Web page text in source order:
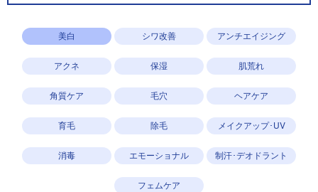
美白 シワ改善 アンチエイジング
アクネ 保湿 肌荒れ
角質ケア 毛穴 ヘアケア
育毛 除毛 メイクアップ･UV
消毒 エモーショナル 制汗･デオドラント
フェムケア